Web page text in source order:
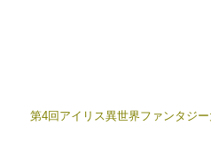
第4回アイリス異世界ファンタジ